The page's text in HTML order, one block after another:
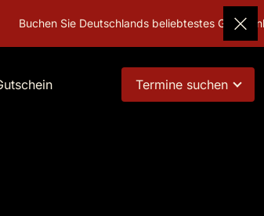
beliebtestes Geschenk!
Termine suchen